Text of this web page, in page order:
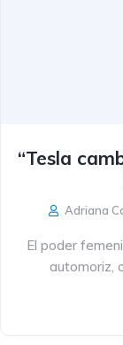
“Tesla
Adriana
El poder
automoriz,